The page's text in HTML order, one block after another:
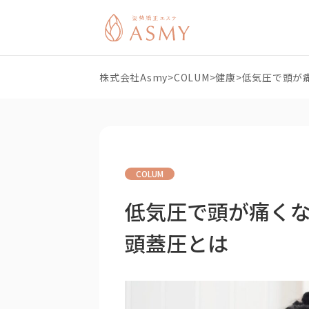
株式会社Asmy>COLUM>健康>低気圧で頭が
COLUM
低気圧で頭が痛く
頭蓋圧とは